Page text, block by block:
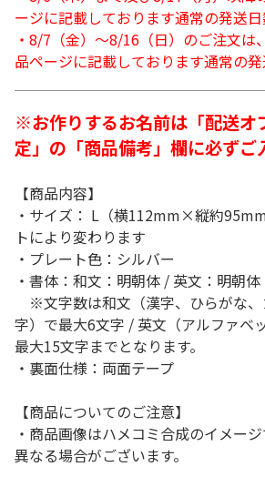
ージに記載しております通常の発送
・8/7（金）～8/16（日）のご注文は
品ページに記載しております通常の
※お作りするお名前は「配送オ
定」の「商品備考」欄に必ずご
【商品内容】
・サイズ： L（横112mm×縦約
トにより変わります
・プレート色：シルバー
・書体：和文：明朝体 / 英文：明朝体
※文字数は和文（漢字、ひらがな、
字）で最大6文字 / 英文（アルファベ
最大15文字までとなります。
・裏面仕様：両面テープ
【商品についてのご注意】
・商品画像はハメコミ合成のイメー
異なる場合がございます。